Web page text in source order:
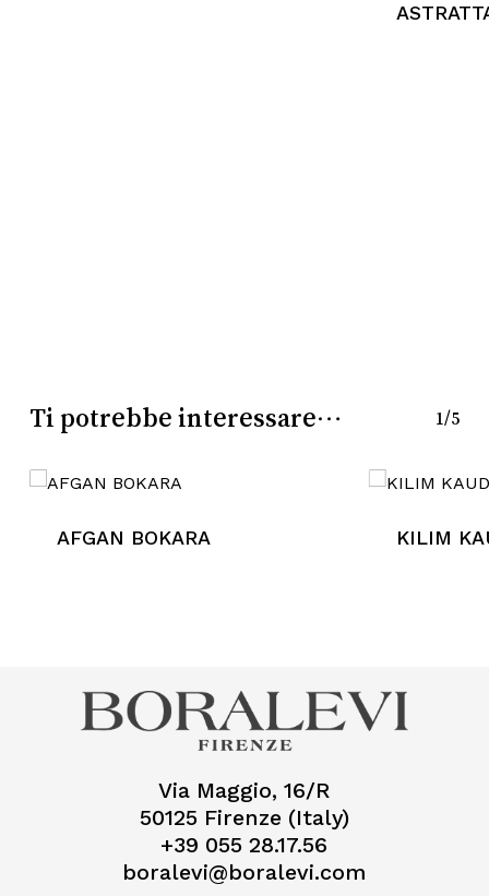
Ti potrebbe interessare… 1/5
AFGAN BOKARA KILIM
Via Maggio, 16/R
50125 Firenze (Italy)
+39 055 28.17.56
boralevi@boralevi.com